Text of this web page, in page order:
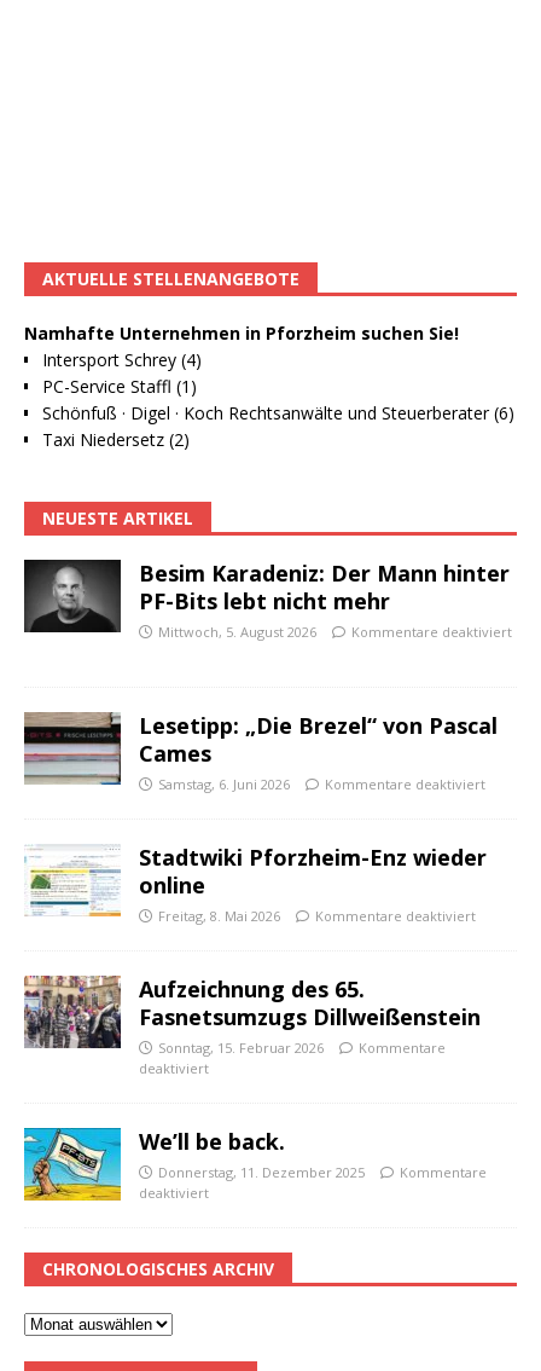
AKTUELLE STELLENANGEBOTE
Namhafte Unternehmen in Pforzheim suchen Sie!
Intersport Schrey (4)
PC-Service Staffl (1)
Schönfuß · Digel · Koch Rechtsanwälte und Steuerberater (6)
Taxi Niedersetz (2)
NEUESTE ARTIKEL
Besim Karadeniz: Der Mann hinter
PF-Bits lebt nicht mehr
Mittwoch, 5. August 2026 Kommentare deaktiviert
Lesetipp: „Die Brezel“ von Pascal
Cames
Samstag, 6. Juni 2026 Kommentare deaktiviert
Stadtwiki Pforzheim-Enz wieder
online
Freitag, 8. Mai 2026 Kommentare deaktiviert
Aufzeichnung des 65.
Fasnetsumzugs Dillweißenstein
Sonntag, 15. Februar 2026
Kommentare
deaktiviert
We’ll be back.
Donnerstag, 11. Dezember 2025
Kommentare
deaktiviert
CHRONOLOGISCHES ARCHIV